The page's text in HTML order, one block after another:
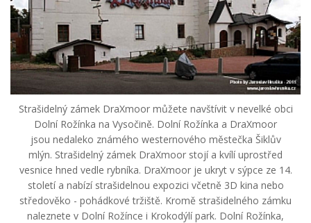
Strašidelný zámek DraXmoor můžete navštívit v nevelké obci
Dolní Rožínka na Vysočině. Dolní Rožínka a DraXmoor
jsou nedaleko známého westernového městečka Šiklův
mlýn. Strašidelný zámek DraXmoor stojí a kvílí uprostřed
vesnice hned vedle rybníka. DraXmoor je ukryt v sýpce ze 14.
století a nabízí strašidelnou expozici včetně 3D kina nebo
středověko - pohádkové tržiště. Kromě strašidelného zámku
naleznete v Dolní Rožínce i Krokodýlí park. Dolní Rožínka,